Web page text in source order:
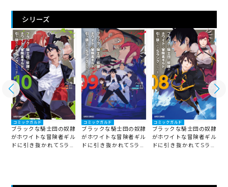
シリーズ
コミックガルド
ブラックな騎士団の奴隷
がホワイトな冒険者ギル
ドに引き抜かれてSラン
コミックガルド
ブラックな騎士団の奴隷
がホワイトな冒険者ギル
ドに引き抜かれてSラン
コミックガルド
ブラックな騎士団の奴隷
がホワイトな冒険者ギル
ドに引き抜かれてSラン